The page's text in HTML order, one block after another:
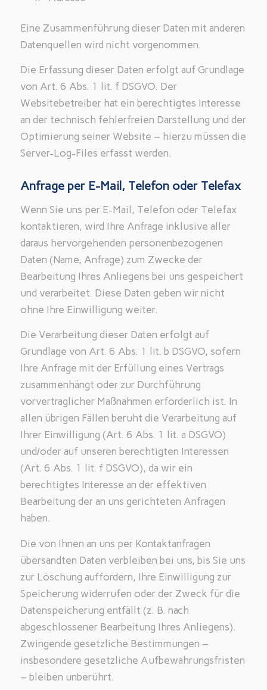
Eine Zusammenführung dieser Daten mit anderen
Datenquellen wird nicht vorgenommen.
Die Erfassung dieser Daten erfolgt auf Grundlage
von Art. 6 Abs. 1 lit. f DSGVO. Der
Websitebetreiber hat ein berechtigtes Interesse
an der technisch fehlerfreien Darstellung und der
Optimierung seiner Website – hierzu müssen die
Server-Log-Files erfasst werden.
Anfrage per E-Mail, Telefon oder Telefax
Wenn Sie uns per E-Mail, Telefon oder Telefax
kontaktieren, wird Ihre Anfrage inklusive aller
daraus hervorgehenden personenbezogenen
Daten (Name, Anfrage) zum Zwecke der
Bearbeitung Ihres Anliegens bei uns gespeichert
und verarbeitet. Diese Daten geben wir nicht
ohne Ihre Einwilligung weiter.
Die Verarbeitung dieser Daten erfolgt auf
Grundlage von Art. 6 Abs. 1 lit. b DSGVO, sofern
Ihre Anfrage mit der Erfüllung eines Vertrags
zusammenhängt oder zur Durchführung
vorvertraglicher Maßnahmen erforderlich ist. In
allen übrigen Fällen beruht die Verarbeitung auf
Ihrer Einwilligung (Art. 6 Abs. 1 lit. a DSGVO)
und/oder auf unseren berechtigten Interessen
(Art. 6 Abs. 1 lit. f DSGVO), da wir ein
berechtigtes Interesse an der effektiven
Bearbeitung der an uns gerichteten Anfragen
haben.
Die von Ihnen an uns per Kontaktanfragen
übersandten Daten verbleiben bei uns, bis Sie uns
zur Löschung auffordern, Ihre Einwilligung zur
Speicherung widerrufen oder der Zweck für die
Datenspeicherung entfällt (z. B. nach
abgeschlossener Bearbeitung Ihres Anliegens).
Zwingende gesetzliche Bestimmungen –
insbesondere gesetzliche Aufbewahrungsfristen
– bleiben unberührt.